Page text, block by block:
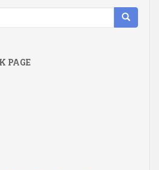
PAGE